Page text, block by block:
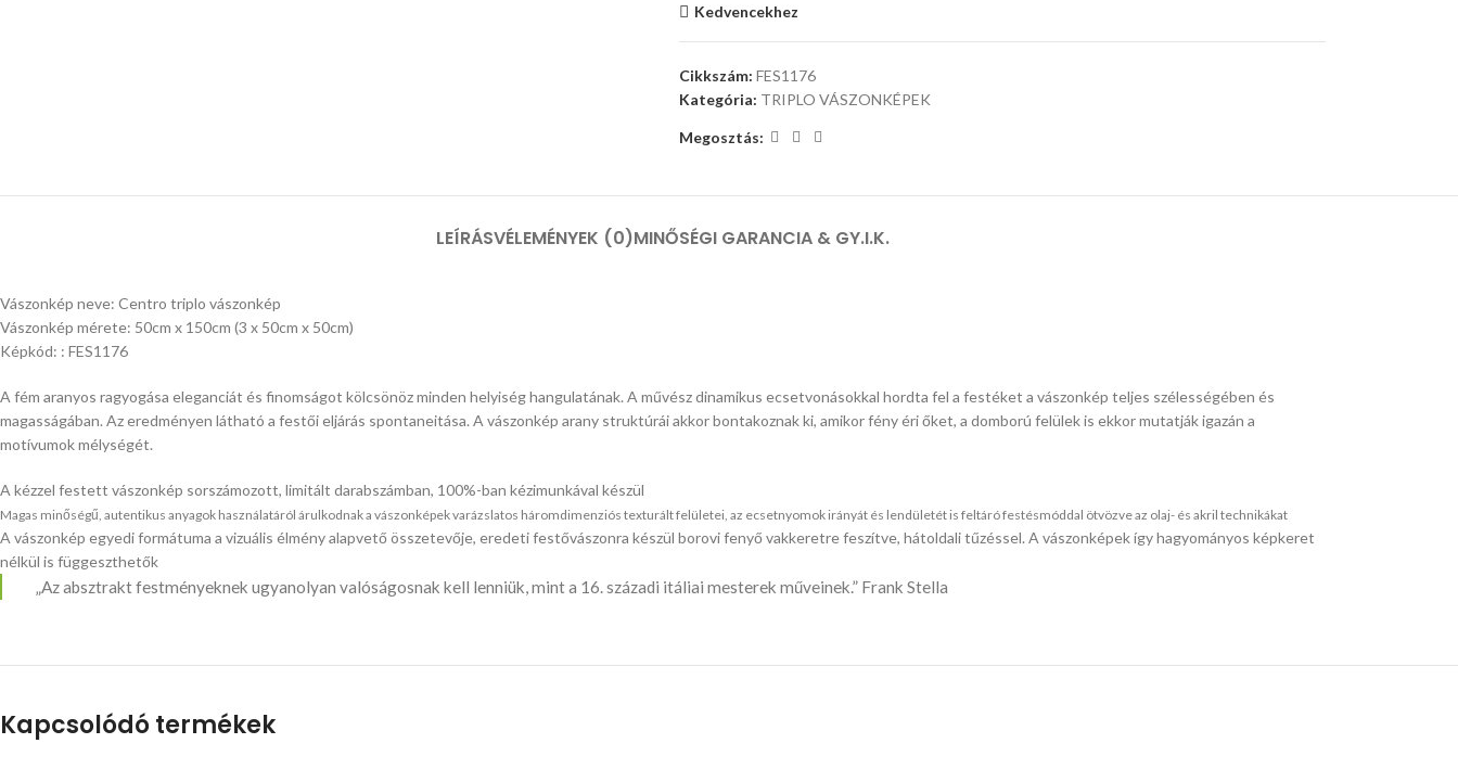
Kedvencekhez
Cikkszám: FES1176
Kategória: TRIPLO VÁSZONKÉPEK
Megosztás:
LEÍRÁSVÉLEMÉNYEK (0)MINŐSÉGI GARANCIA & GY.I.K.
Vászonkép neve: Centro triplo vászonkép
Vászonkép mérete: 50cm x 150cm (3 x 50cm x 50cm)
Képkód: : FES1176
A fém aranyos ragyogása eleganciát és finomságot kölcsönöz minden helyiség hangulatának. A művész dinamikus ecsetvonásokkal hordta fel a festéket a vászonkép teljes szélességében és
magasságában. Az eredményen látható a festői eljárás spontaneitása. A vászonkép arany struktúrái akkor bontakoznak ki, amikor fény éri őket, a domború felülek is ekkor mutatják igazán a
motívumok mélységét.
A kézzel festett vászonkép sorszámozott, limitált darabszámban, 100%-ban kézimunkával készül
Magas minőségű, autentikus anyagok használatáról árulkodnak a vászonképek varázslatos háromdimenziós texturált felületei, az ecsetnyomok irányát és lendületét is feltáró festésmóddal ötvözve az olaj- és akril technikákat
A vászonkép egyedi formátuma a vizuális élmény alapvető összetevője, eredeti festővászonra készül borovi fenyő vakkeretre feszítve, hátoldali tűzéssel. A vászonképek így hagyományos képkeret
nélkül is függeszthetők
„Az absztrakt festményeknek ugyanolyan valóságosnak kell lenniük, mint a 16. századi itáliai mesterek műveinek.” Frank Stella
Kapcsolódó termékek